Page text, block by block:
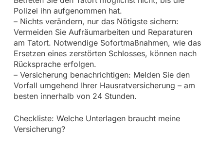
Polizei ihn aufgenommen hat.
– Nichts verändern, nur das Nötigste sichern:
Vermeiden Sie Aufräumarbeiten und Reparaturen
am Tatort. Notwendige Sofortmaßnahmen, wie das
Ersetzen eines zerstörten Schlosses, können nach
Rücksprache erfolgen.
– Versicherung benachrichtigen: Melden Sie den
Vorfall umgehend Ihrer Hausratversicherung – am
besten innerhalb von 24 Stunden.
Checkliste: Welche Unterlagen braucht meine
Versicherung?